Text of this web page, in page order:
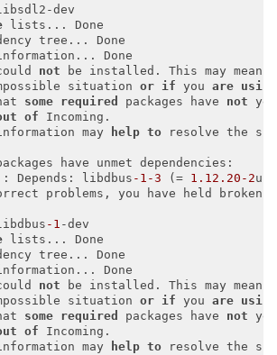
dev
lists... Done
tree... Done
not be installed. This may mean
situation or if you are using
some required packages have not
of Incoming.
may help to resolve the
have unmet dependencies:
: Depends: libdbus -1 -3 (= 1.12 .20 -2
problems, you have held broken
-1 -dev
lists... Done
tree... Done
not be installed. This may mean
situation or if you are using
some required packages have not
of Incoming.
may help to resolve the